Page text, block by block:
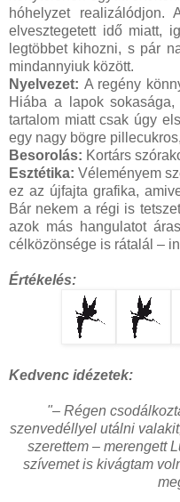
hóhelyzet realizálódjon.
elvesztegetett idő miatt,
legtöbbet kihozni, s pár
mindannyiuk között.
Nyelvezet: A regény
Hiába a lapok
tartalom miatt csak úgy
egy nagy bögre
Besorolás: Kortárs
Esztétika: Véleményem
ez az újfajta grafika,
Bár nekem a régi is
azok más hangulatot
célközönsége is rátalál –
Értékelés:
Kedvenc idézetek:
"– Régen
szenvedéllyel utálni
szerettem – merengett
szívemet is kivágtam